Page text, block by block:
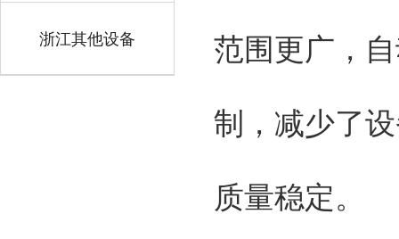
浙江其他设备 范围更广，
制，减少了
质量稳定。